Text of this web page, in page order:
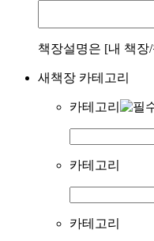
책장설명은 [내 책장
새책장 카테고리
카테고리
카테고리
카테고리